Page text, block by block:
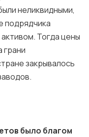
неликвидными,
подрядчика
Тогда цены
грани
закрывалось
было благом